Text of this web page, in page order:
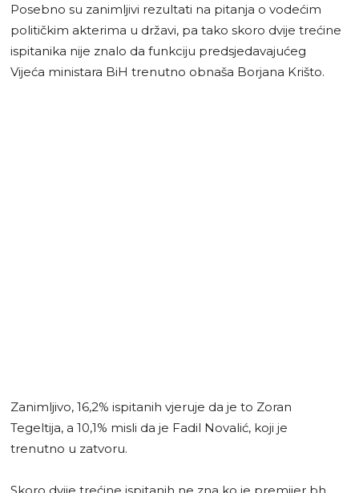
Posebno su zanimljivi rezultati na pitanja o vodećim
političkim akterima u državi, pa tako skoro dvije trećine
ispitanika nije znalo da funkciju predsjedavajućeg
Vijeća ministara BiH trenutno obnaša Borjana Krišto.
Zanimljivo, 16,2% ispitanih vjeruje da je to Zoran
Tegeltija, a 10,1% misli da je Fadil Novalić, koji je
trenutno u zatvoru.